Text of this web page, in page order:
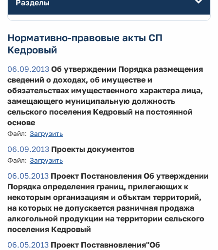
Разделы
Нормативно-правовые акты СП
Кедровый
06.09.2013 Об утверждении Порядка размещения
сведений о доходах, об имуществе и
обязательствах имущественного характера лица,
замещающего муниципальную должность
сельского поселения Кедровый на постоянной
основе
Файл: Загрузить
06.09.2013 Проекты документов
Файл: Загрузить
06.05.2013 Проект Постановления Об утверждении
Порядка определения границ, прилегающих к
некоторым организациям и объктам территорий,
на которых не допускается разничная продажа
алкогольной продукции на территории сельского
поселения Кедровый
06.05.2013 Проект Поставновления"Об